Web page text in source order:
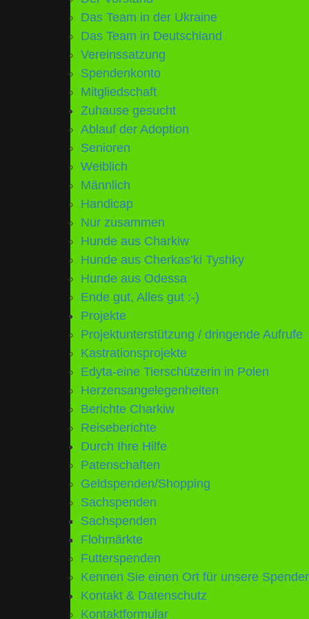
Das Team in der Ukraine
Das Team in Deutschland
Vereinssatzung
Spendenkonto
Mitgliedschaft
Zuhause gesucht
Ablauf der Adoption
Senioren
Weiblich
Männlich
Handicap
Nur zusammen
Hunde aus Charkiw
Hunde aus Cherkas’ki Tyshky
Hunde aus Odessa
Ende gut, Alles gut :-)
Projekte
Projektunterstützung / dringende Aufrufe
Kastrationsprojekte
Edyta-eine Tierschützerin in Polen
Herzensangelegenheiten
Berichte Charkiw
Reiseberichte
Durch Ihre Hilfe
Patenschaften
Geldspenden/Shopping
Sachspenden
Sachspenden
Flohmärkte
Futterspenden
Kennen Sie einen Ort für unsere
Kontakt & Datenschutz
Kontaktformular